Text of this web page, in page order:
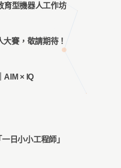
育型機器人工作坊
賽，敬請期待！
AIM × IQ
日小小工程師」